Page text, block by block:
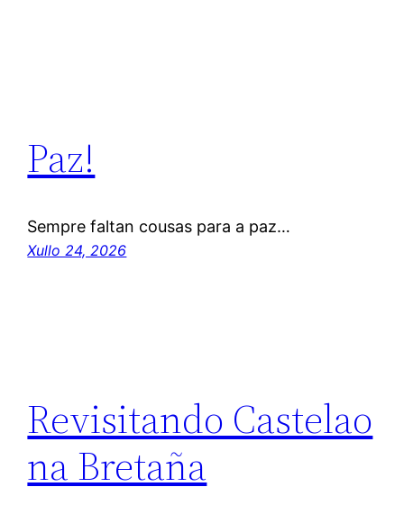
Paz!
Sempre faltan cousas para a paz…
Xullo 24, 2026
Revisitando Castelao
na Bretaña